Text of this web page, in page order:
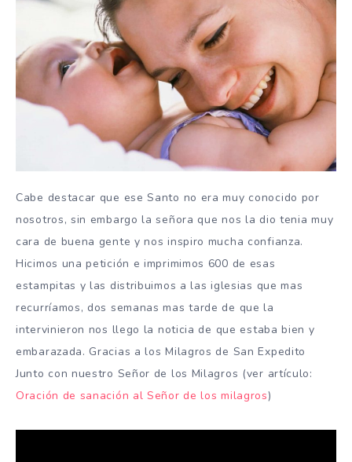
Cabe destacar que ese Santo no era muy conocido por
nosotros, sin embargo la señora que nos la dio tenia muy
cara de buena gente y nos inspiro mucha confianza.
Hicimos una petición e imprimimos 600 de esas
estampitas y las distribuimos a las iglesias que mas
recurríamos, dos semanas mas tarde de que la
intervinieron nos llego la noticia de que estaba bien y
embarazada. Gracias a los Milagros de San Expedito
Junto con nuestro Señor de los Milagros (ver artículo:
Oración de sanación al Señor de los milagros)